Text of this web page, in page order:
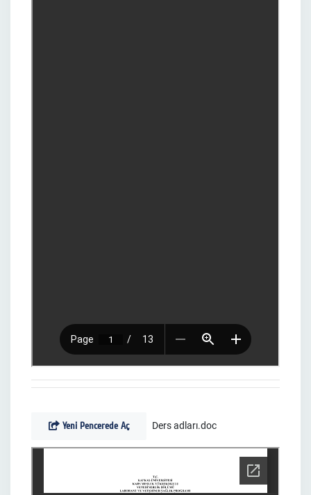
Yeni Pencerede Aç Ders adları.doc